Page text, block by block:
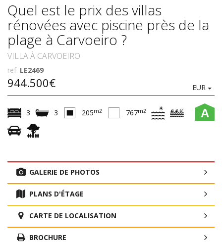
Quel est le prix des villas
rénovées avec piscine près de la
plage à Carvoeiro ?
VILLA À CARVOEIRO
ref. LE2469
944.500€ EUR
A
3 3 205m2 767m2
GALERIE DE PHOTOS
PLANS D'ÉTAGE
CARTE DE LOCALISATION
BROCHURE